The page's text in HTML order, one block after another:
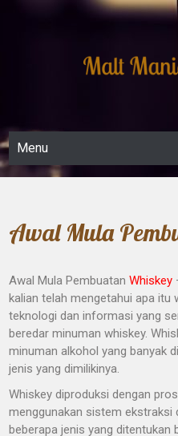
Malt Maniacs
Menu
Awal Mula
Awal Mula PembuatanWhiskey
kalian telah mengetahui apa itu
teknologi dan informasi yang
beredar minuman whiskey.
minuman alkohol yang banyak
jenis yang dimilikinya.
Whiskey diproduksi dengan
menggunakan sistem ekstraksi
beberapa jenis yang ditentukan